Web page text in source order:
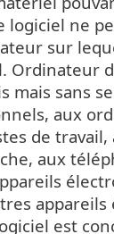
logiciel ne
sur
Ordinateur
mais sans
aux
de travail,
aux
est